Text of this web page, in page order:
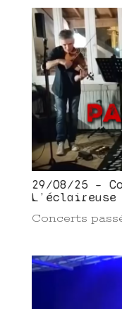
29/08/25 –
Concerts